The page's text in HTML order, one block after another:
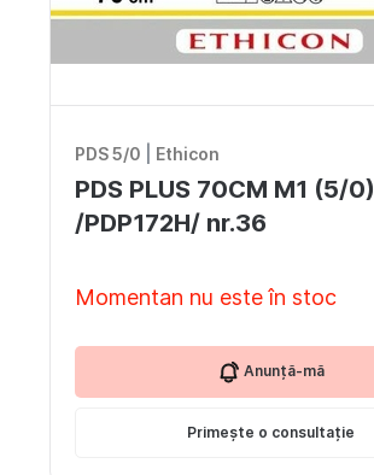
PDS 5/0 Ethicon
PDS PLUS 70CM M1 (5/0)
/PDP172H/ nr.36
Momentan nu este în stoc
Anunță-mă
Primește o consultație